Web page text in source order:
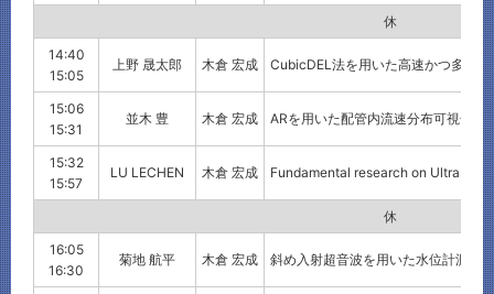
休 憩
14:40
15:05
上野 晟太郎 木倉 宏成 CubicDEL法を用いた高速かつ多重
15:06
15:31
並木 豊 木倉 宏成 ARを用いた配管内流速分布可視化に
15:32
15:57
LU LECHEN 木倉 宏成 Fundamental research on
休 憩
16:05
16:30
菊地 航平 木倉 宏成 斜め入射超音波を用いた水位計測技